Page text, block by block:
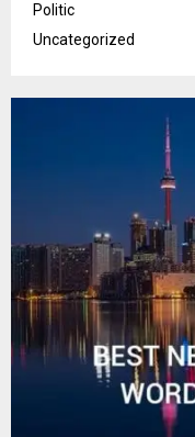
Politic
Uncategorized